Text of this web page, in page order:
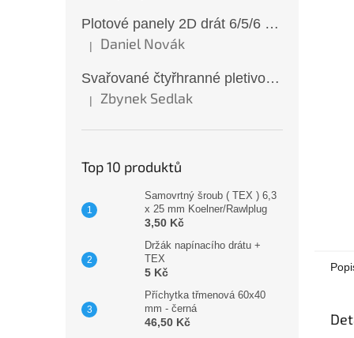
Plotové panely 2D drát 6/5/6 mm antracit 163 cm
Hodnocení produktu je 5 z 5 hvězdiček.
| Daniel Novák
Svařované čtyřhranné pletivo ZN oko 6x6 mm Ø 0,65 mm 100 cm
Hodnocení produktu je 5 z 5 hvězdiček.
| Zbynek Sedlak
Top 10 produktů
Samovrtný šroub ( TEX ) 6,3
x 25 mm Koelner/Rawlplug
3,50 Kč
Držák napínacího drátu +
TEX
5 Kč
Příchytka třmenová 60x40
mm - černá
46,50 Kč